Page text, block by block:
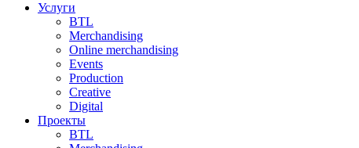
Услуги
BTL
Merchandising
Online merchandising
Events
Production
Creative
Digital
Проекты
BTL